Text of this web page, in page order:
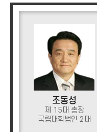
조동성
제 15대 총장
국립대학법인 2대